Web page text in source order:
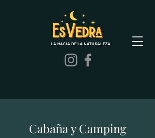
LA MAGIA DE LA NATURALEZA
Cabaña y Camping